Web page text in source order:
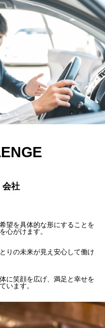
会社
望を具体的な形にすることを
心がけます。
りの未来が見え安心して働け
に笑顔を広げ、満足と幸せを
います。